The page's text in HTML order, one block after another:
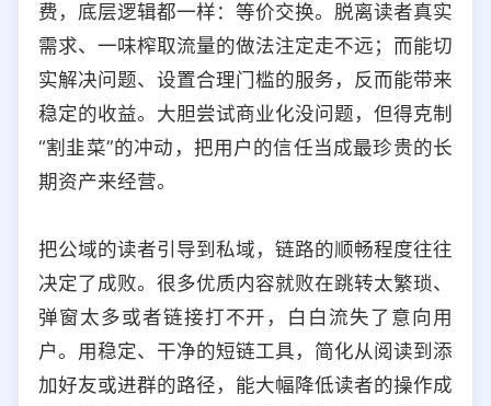
费，底层逻辑都一样：等价交换。脱离读者真实
需求、一味榨取流量的做法注定走不远；而能切
实解决问题、设置合理门槛的服务，反而能带来
稳定的收益。大胆尝试商业化没问题，但得克制
“割韭菜”的冲动，把用户的信任当成最珍贵的长
期资产来经营。
把公域的读者引导到私域，链路的顺畅程度往往
决定了成败。很多优质内容就败在跳转太繁琐、
弹窗太多或者链接打不开，白白流失了意向用
户。用稳定、干净的短链工具，简化从阅读到添
加好友或进群的路径，能大幅降低读者的操作成